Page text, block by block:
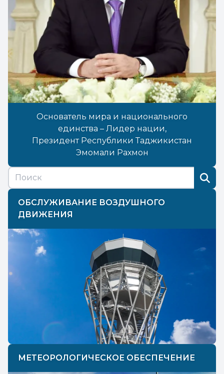
Основатель мира и национального
единства – Лидер нации,
Президент Республики Таджикистан
Эмомали Рахмон
ОБСЛУЖИВАНИЕ ВОЗДУШНОГО
ДВИЖЕНИЯ
МЕТЕОРОЛОГИЧЕСКОЕ ОБЕСПЕЧЕНИЕ